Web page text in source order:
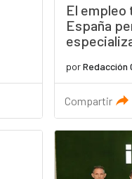
El empleo
España
porRedacción
Compartir